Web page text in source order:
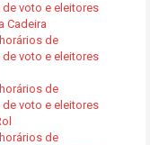
voto e eleitores
Cadeira
de
voto e eleitores
de
voto e eleitores
de